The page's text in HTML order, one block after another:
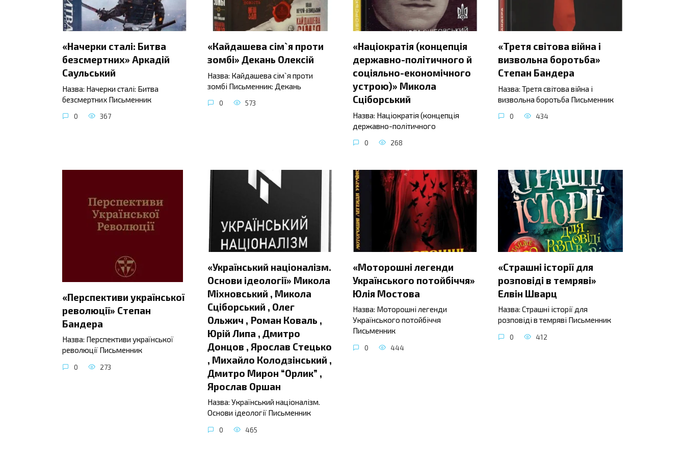
«Начерки сталі: Битва
безсмертних» Аркадій
Саульський
Назва: Начерки сталі: Битва
безсмертних Письменник
0 367
«Кайдашева сім`я проти
зомбі» Декань Олексій
Назва: Кайдашева сім`я проти
зомбі Письменник: Декань
0 573
«Націократія (концепція
державно-політичного й
соціяльно-економічного
устрою)» Микола
Сціборський
Назва: Націократія (концепція
державно-політичного
0 268
«Третя світова війна і
визвольна боротьба»
Степан Бандера
Назва: Третя світова війна і
визвольна боротьба Письменник
0 434
«Перспективи української
революції» Степан
Бандера
Назва: Перспективи української
революції Письменник
0 273
«Український націоналізм.
Основи ідеології» Микола
Міхновський , Микола
Сціборський , Олег
Ольжич , Роман Коваль ,
Юрій Липа , Дмитро
Донцов , Ярослав Стецько
, Михайло Колодзінський ,
Дмитро Мирон “Орлик” ,
Ярослав Оршан
Назва: Український націоналізм.
Основи ідеології Письменник
0 465
«Моторошні легенди
Українського потойбіччя»
Юлія Мостова
Назва: Моторошні легенди
Українського потойбіччя
Письменник
0 444
«Страшні історії для
розповіді в темряві»
Елвін Шварц
Назва: Страшні історії для
розповіді в темряві Письменник
0 412